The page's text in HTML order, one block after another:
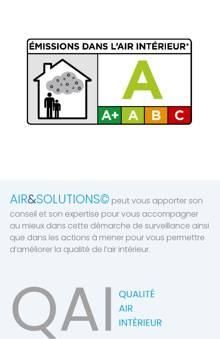
AIR&SOLUTIONS© peut vous apporter son
conseil et son expertise pour vous accompagner
au mieux dans cette démarche de surveillance ainsi
que dans les actions à mener pour vous permettre
d’améliorer la qualité de l’air intérieur.